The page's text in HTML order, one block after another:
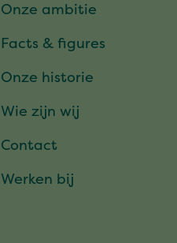
Onze ambitie
Facts & figures
Onze historie
Wie zijn wij
Contact
Werken bij